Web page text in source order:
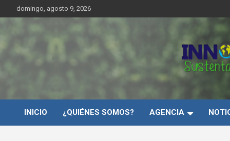
al
contenido
domingo, agosto 9, 2026
Innovar
INICIO ¿QUIÉNES SOMOS? AGENCIA